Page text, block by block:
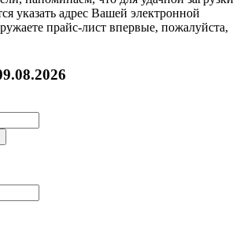
указать адрес Вашей электронной
прайс-лист впервые, пожалуйста,